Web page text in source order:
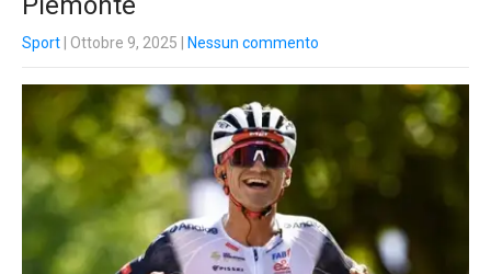
Sport | Ottobre 9, 2025 Nessun commento